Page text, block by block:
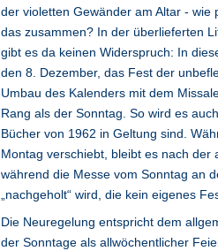
der violetten Gewänder am Altar - wie
das zusammen? In der überlieferten
gibt es da keinen Widerspruch: In
den 8. Dezember, das Fest der
Umbau des Kalenders mit dem
Rang als der Sonntag. So wird es
Bücher von 1962 in Geltung sind.
Montag verschiebt, bleibt es nach der
während die Messe vom Sonntag an
„nachgeholt“ wird, die kein eigenes
Die Neuregelung entspricht dem
der Sonntage als allwöchentlicher